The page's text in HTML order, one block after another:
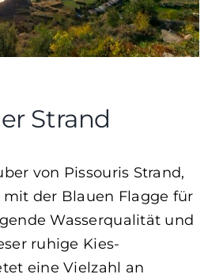
Strand
von Pissouris Strand,
mit der Blauen Flagge für
Wasserqualität und
ruhige Kies-
eine Vielzahl an